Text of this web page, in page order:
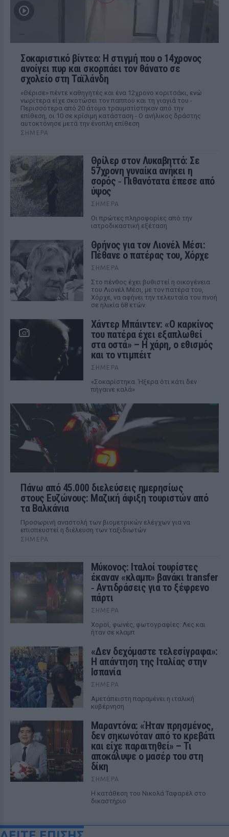
Σοκαριστικό βίντεο: Η στιγμή που ο 14χρονος
ανοίγει πυρ και σκορπάει τον θάνατο σε
σχολείο στη Ταϊλάνδη
«Θέρισε» πέντε καθηγητές και ένα 12χρονο κοριτσάκι, ενώ
νωρίτερα είχε σκοτώσει τον παππού και τη γιαγιά του -
Περισσότερα από 20 άτομα τραυματίστηκαν από την
επίθεση, οι 10 σε κρίσιμη κατάσταση - Ο ανήλικος δράστης
αυτοκτόνησε μετά την ένοπλη επίθεση
ΣΉΜΕΡΑ
Θρίλερ στον Λυκαβηττό: Σε
57χρονη γυναίκα ανήκει η
σορός ‑ Πιθανότατα έπεσε από
ύψος
ΣΉΜΕΡΑ
Οι πρώτες πληροφορίες από την
ιατροδικαστική εξέταση
Θρήνος για τον Λιονέλ Μέσι:
Πέθανε ο πατέρας του, Χόρχε
ΣΉΜΕΡΑ
Στο πένθος έχει βυθιστεί η οικογένεια
του Λιονέλ Μέσι, με τον πατέρα του,
Χόρχε, να αφήνει την τελευταία του πνοή
σε ηλικία 68 ετών.
Χάντερ Μπάιντεν: «Ο καρκίνος
του πατέρα έχει εξαπλωθεί
στα οστά» – Η χάρη, ο εθισμός
και το ντιμπέιτ
ΣΉΜΕΡΑ
«Σοκαρίστηκα. Ήξερα ότι κάτι δεν
πήγαινε καλά»
Πάνω από 45.000 διελεύσεις ημερησίως
στους Ευζώνους: Μαζική άφιξη τουριστών από
τα Βαλκάνια
Προσωρινή αναστολή των βιομετρικών ελέγχων για να
επισπευστεί η διέλευση των ταξιδιωτών
ΣΉΜΕΡΑ
Μύκονος: Ιταλοί τουρίστες
έκαναν «κλαμπ» βανάκι transfer
‑ Αντιδράσεις για το ξέφρενο
πάρτι
ΣΉΜΕΡΑ
Χοροί, φωνές, φωτογραφίες: Λες και
ήταν σε κλαμπ
«Δεν δεχόμαστε τελεσίγραφα»:
Η απάντηση της Ιταλίας στην
Ισπανία
ΣΉΜΕΡΑ
Αμετάπειστη παραμένει η ιταλική
κυβέρνηση
Μαραντόνα: «Ήταν πρησμένος,
δεν σηκωνόταν από το κρεβάτι
και είχε παραιτηθεί» – Τι
αποκάλυψε ο μασέρ του στη
δίκη
ΣΉΜΕΡΑ
Η κατάθεση του Νικολά Ταφαρέλ στο
δικαστήριο